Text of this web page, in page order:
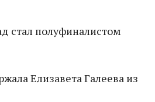
стал полуфиналистом
Елизавета Галеева из